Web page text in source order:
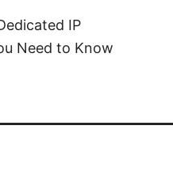
IP
Need to Know